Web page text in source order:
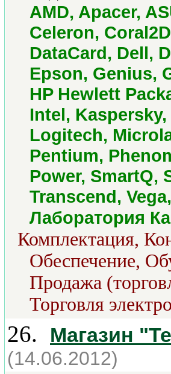
AMD, Apacer,
Celeron,
DataCard, Dell,
Epson, Genius,
HP Hewlett
Intel,
Logitech,
Pentium,
Power, SmartQ,
Transcend,
Лаборатория
Комплектация,
Обеспечение,
Продажа
Торговля
26. Магазин
(14.06.2012)